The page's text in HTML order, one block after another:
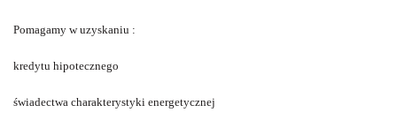
Pomagamy w uzyskaniu :
kredytu hipotecznego
świadectwa charakterystyki energetycznej